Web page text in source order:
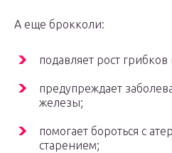
А еще брокколи:
подавляет рост
предупреждает
железы;
помогает бороться с
старением;